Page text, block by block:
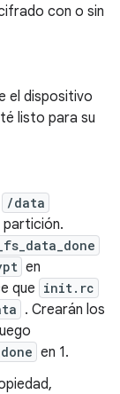
con o sin
el dispositivo
listo para su
/data
partición.
en
que init.rc
. Crearán los
en 1.